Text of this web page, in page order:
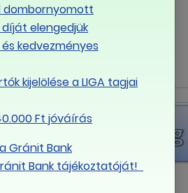
Még 4 nap az új Munka
törvénykönyve hatályba
lépéséig
dombornyomott
elengedjük
kedvezményes
kijelölése a LIGA tagjai
Ft jóváírás
Gránit Bank
Bank tájékoztatóját!